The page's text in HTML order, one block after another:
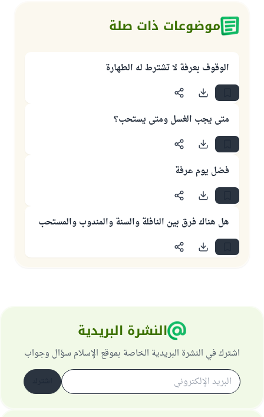
موضوعات ذات صلة
الوقوف بعرفة لا تشترط له الطهارة
متى يجب الغسل ومتى يستحب؟
فضل يوم عرفة
هل هناك فرق بين النافلة والسنة والمندوب والمستحب
النشرة البريدية
اشترك في النشرة البريدية الخاصة بموقع الإسلام سؤال وجواب